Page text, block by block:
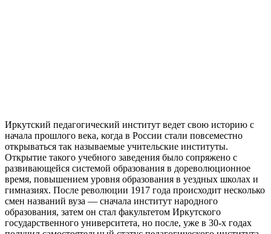
Иркутский педагогический институт ведет свою историю с
начала прошлого века, когда в России стали повсеместно
открываться так называемые учительские институты.
Открытие такого учебного заведения было сопряжено с
развивающейся системой образования в дореволюционное
время, повышением уровня образования в уездных школах и
гимназиях. После революции 1917 года происходит несколько
смен названий вуза — сначала институт народного
образования, затем он стал факультетом Иркутского
государственного университета, но после, уже в 30-х годах